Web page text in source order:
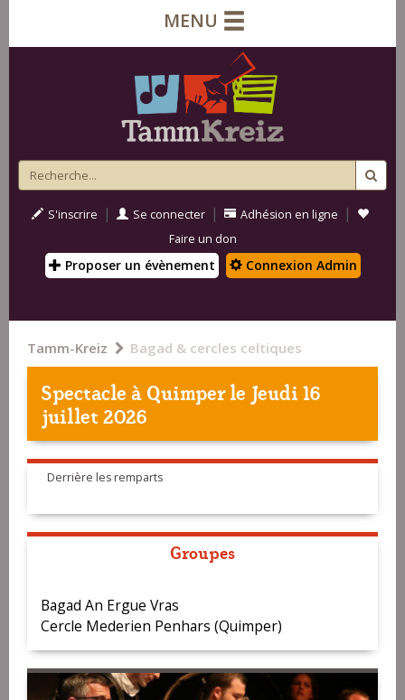
MENU
S'inscrire | Se connecter | Adhésion en ligne |
Faire un don
Proposer un évènement Connexion Admin
Tamm-Kreiz Bagad & cercles celtiques
Spectacle àQuimperle Jeudi 16
juillet 2026
Derrière les remparts
Groupes
Bagad An Ergue Vras
Cercle Mederien Penhars (Quimper)